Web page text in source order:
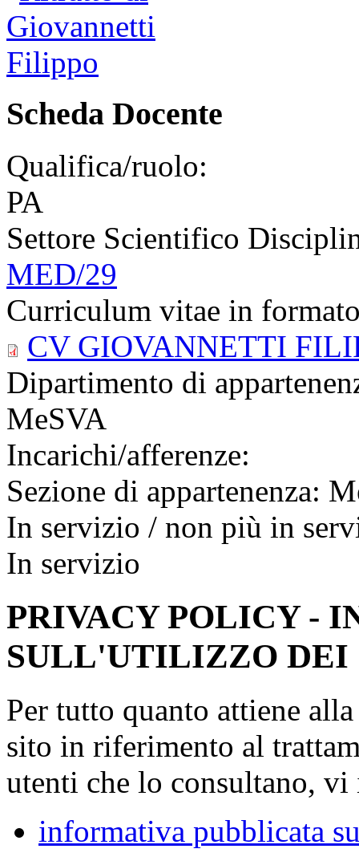
Scheda Docente
Qualifica/ruolo:
PA
Settore Scientifico
MED/29
Curriculum vitae in
CV GIOVANNETTI
Dipartimento di
MeSVA
Incarichi/afferenze:
Sezione di appartenenza:
In servizio / non più in
In servizio
PRIVACY POLICY -
SULL'UTILIZZO DEI
Per tutto quanto attiene
sito in riferimento al
utenti che lo consultano,
informativa pubblicata